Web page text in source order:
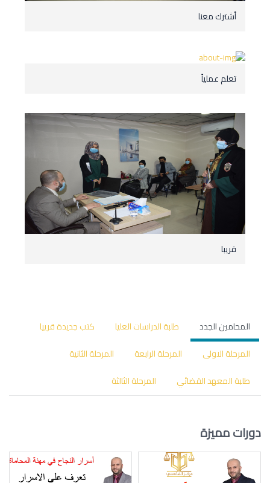
أشترك معنا
تعلم عملياً
قريبا
المحامين الجدد طلبة الدراسات العليا
كتب جديدة قرييا
المرحلة الاولى
المرحلة الرابعة
المرحلة الثانية
طلبة المعهد القضائي
المرحلة الثالثة
دورات مميزة